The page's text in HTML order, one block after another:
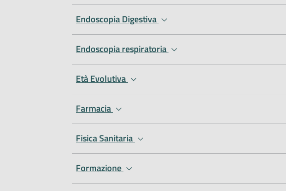
Endoscopia Digestiva
Endoscopia respiratoria
Età Evolutiva
Farmacia
Fisica Sanitaria
Formazione